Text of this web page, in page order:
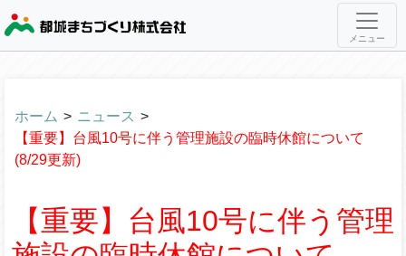
メニュー
ホーム > ニュース >
【重要】台風10号に伴う管理施設の臨時休館について
(8/29更新)
【重要】台風10号に伴う管理